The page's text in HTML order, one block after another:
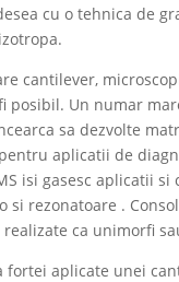
cu o tehnica de
cantilever,
posibil. Un numar
sa dezvolte
aplicatii de
isi gasesc aplicatii si
si rezonatoare .
ca unimorfi
fortei aplicate unei